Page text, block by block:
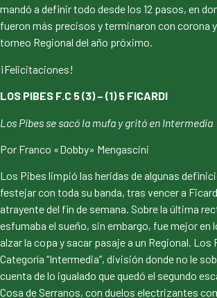
mandó a definir todo desde los 12 pasos, en
fueron más precisos y terminaron con corona
torneo Regional del año próximo.
¡Felicitaciones!
LOS PIBES F.C 5 (3) – (1) 5 FICARDI
Los Pibes se sacó la mufa y gritó en Intermedia
Por Franco «Dobby» Mengascini
Los Pibes limpió las heridas de algunas
festejar con toda su banda, tras vencer a
atrayente del fin de semana. Sobre la última
esfumaba el sueño, sin embargo, fue mejor en
alzar la copa y sacar pasaje a un Regional. Los
Categoría “Intermedia”, división donde no le
cuenta de lo igualado que quedó el segundo
Cosa de Serranos, con duelos electrizantes